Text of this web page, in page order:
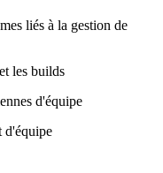
liés à la gestion de
les builds
d'équipe
d'équipe